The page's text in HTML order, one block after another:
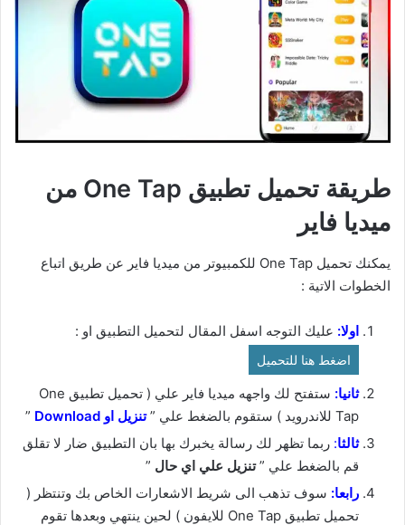
طريقة تحميل تطبيق One Tap من
ميديا فاير
يمكنك تحميل One Tap للكمبيوتر من ميديا فاير عن طريق اتباع
الخطوات الاتية :
اولا: عليك التوجه اسفل المقال لتحميل التطبيق او :
اضغط هنا للتحميل
ثانيا:
ستفتح لك واجهه ميديا فاير علي ( تحميل تطبيق One
Tap للاندرويد ) ستقوم بالضغط علي ”
تنزيل او Download
”
ثالثا: ربما تظهر لك رسالة يخبرك بها بان التطبيق ضار لا تقلق
قم بالضغط علي ”تنزيل علي اي حال ”
رابعا: سوف تذهب الى شريط الاشعارات الخاص بك وتنتظر (
تحميل تطبيق One Tap للايفون ) لحين ينتهي وبعدها تقوم